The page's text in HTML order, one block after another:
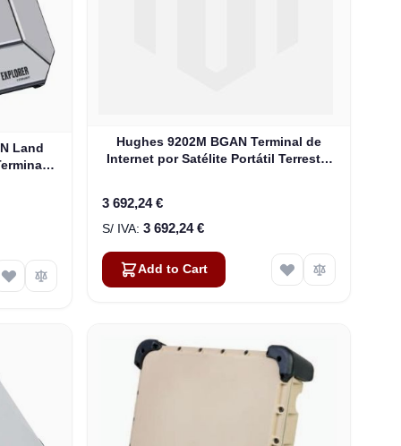
Land
Hughes 9202M BGAN Terminal de
Internet por Satélite Portátil Terrestre
3 692,24 €
3 692,24 €
Add to Cart